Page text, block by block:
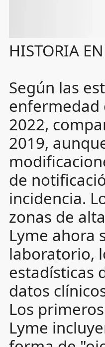
HISTORIA
Según las
enfermedad
2022,
2019,
de
incidencia.
zonas de
Lyme ahora
laboratorio,
estadísticas
datos
Los
Lyme